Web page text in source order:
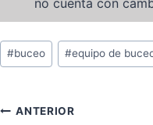
no cuenta con
#buceo #equipo de
ANTERIOR